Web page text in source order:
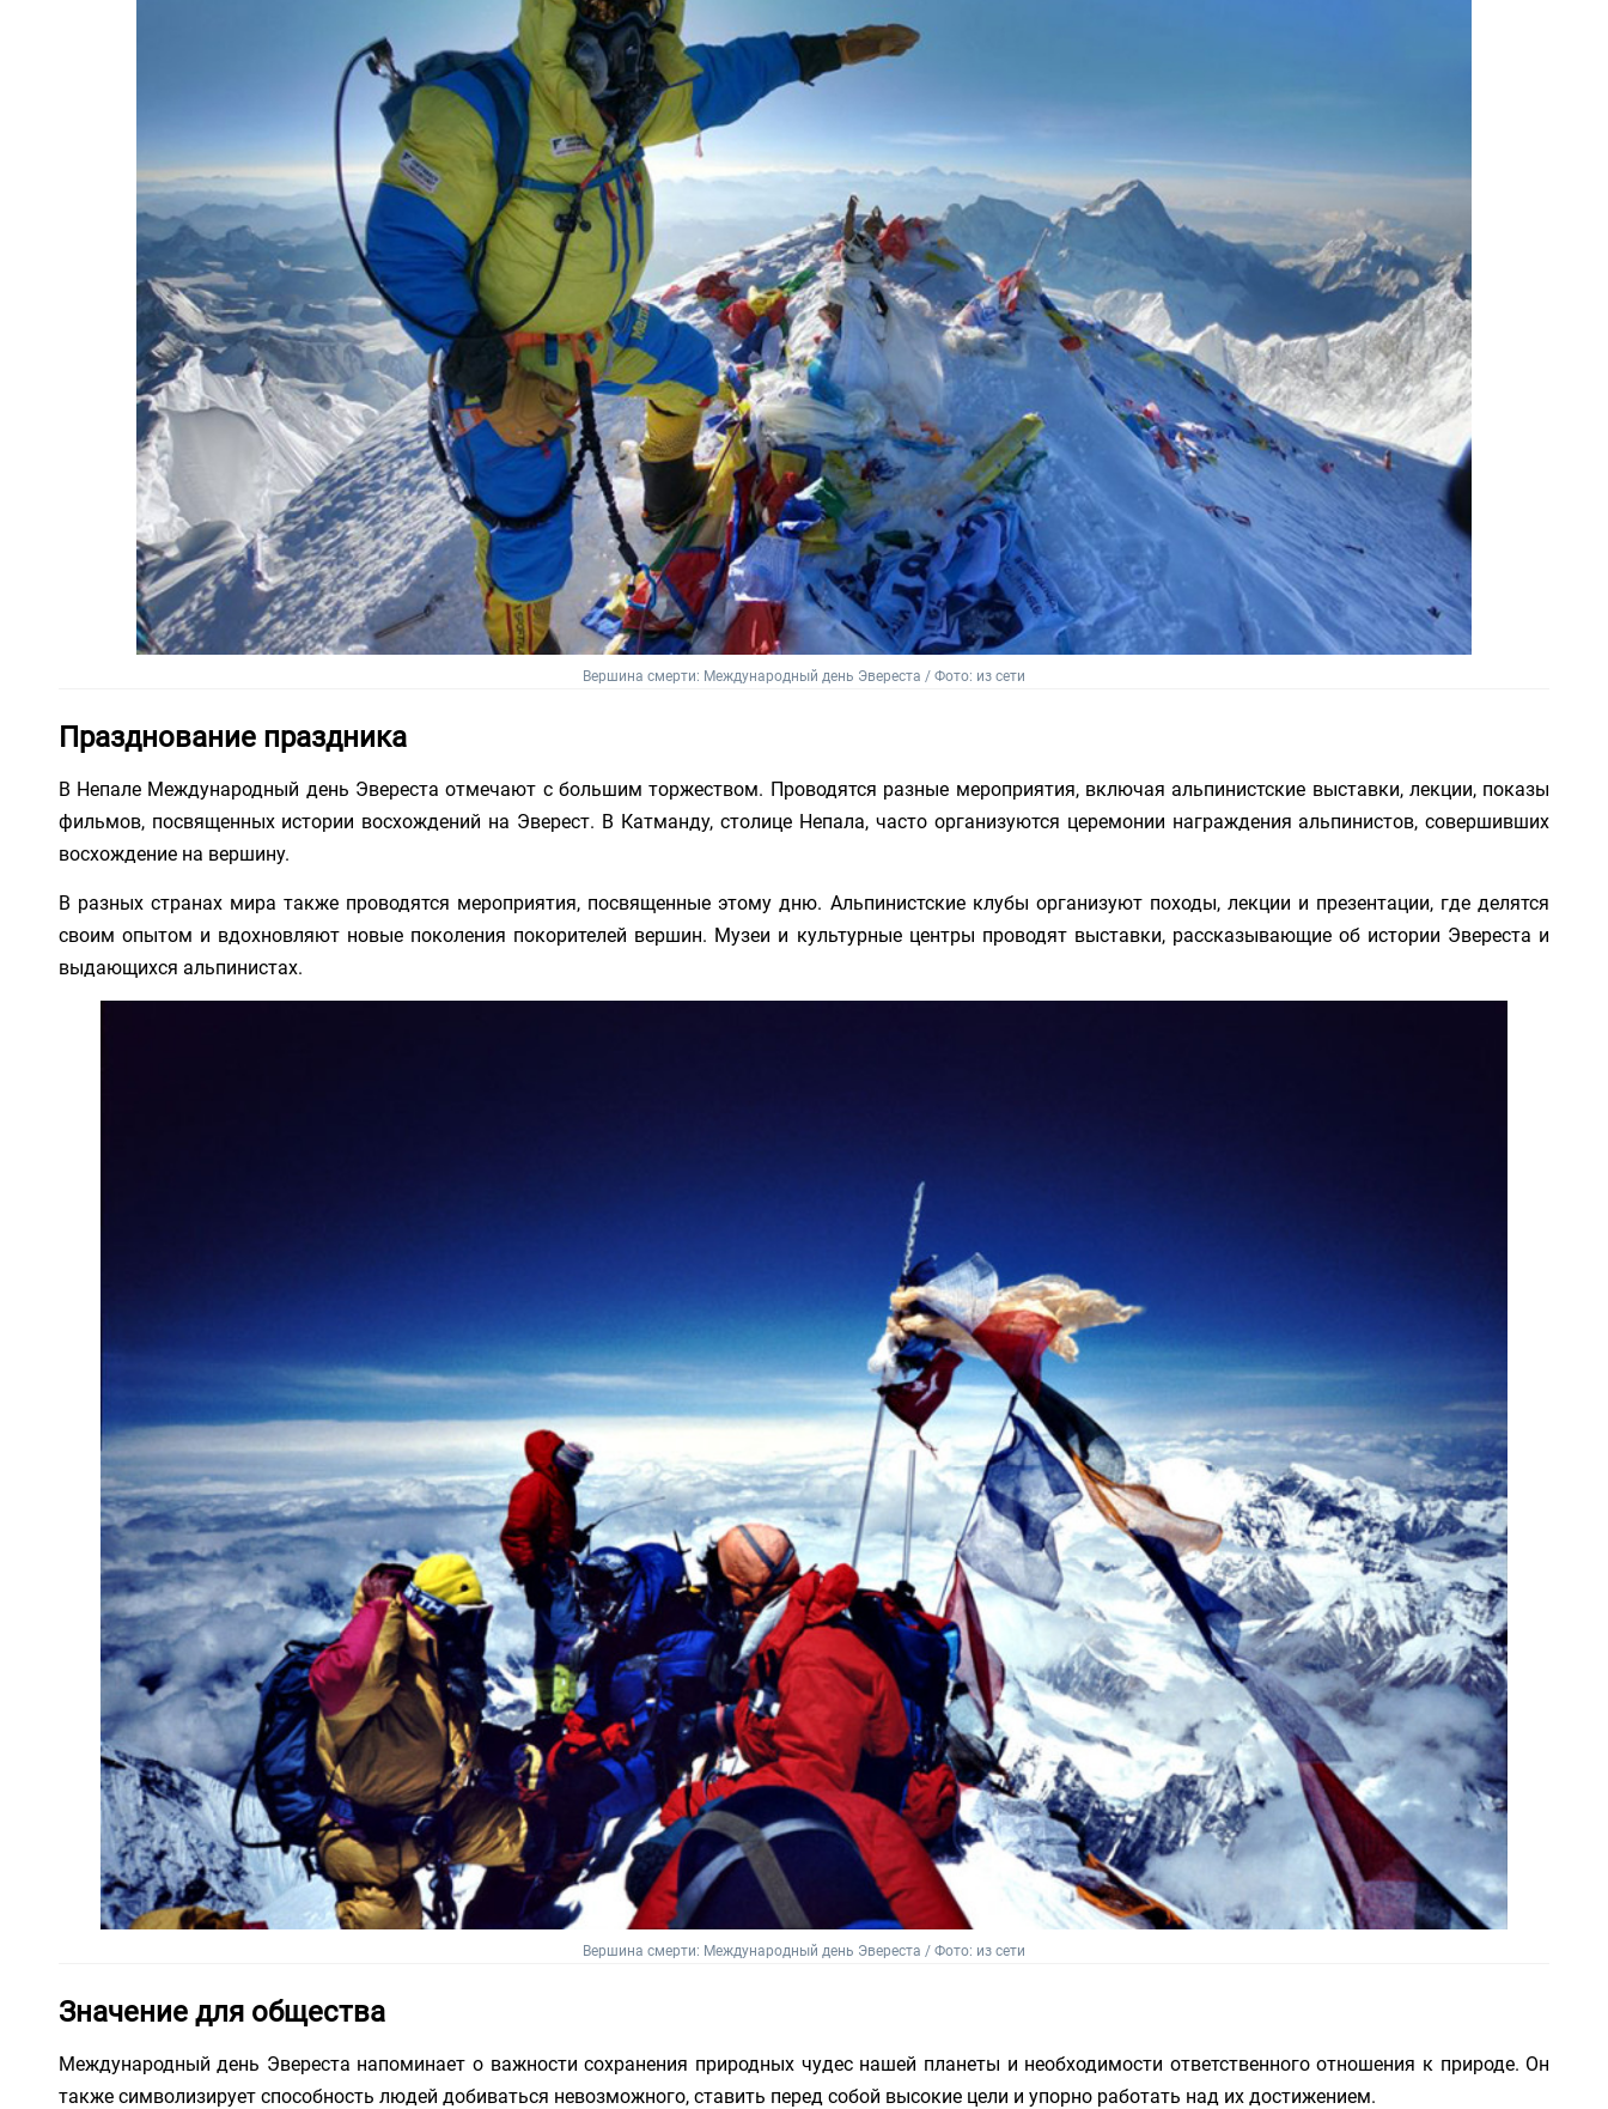
Вершина смерти: Международный день Эвереста / Фото: из сети
Празднование праздника
В Непале Международный день Эвереста отмечают с большим торжеством. Проводятся разные мероприятия, включая альпинистские выставки, лекции, показы
фильмов, посвященных истории восхождений на Эверест. В Катманду, столице Непала, часто организуются церемонии награждения альпинистов, совершивших
восхождение на вершину.
В разных странах мира также проводятся мероприятия, посвященные этому дню. Альпинистские клубы организуют походы, лекции и презентации, где делятся
своим опытом и вдохновляют новые поколения покорителей вершин. Музеи и культурные центры проводят выставки, рассказывающие об истории Эвереста и
выдающихся альпинистах.
Вершина смерти: Международный день Эвереста / Фото: из сети
Значение для общества
Международный день Эвереста напоминает о важности сохранения природных чудес нашей планеты и необходимости ответственного отношения к природе. Он
также символизирует способность людей добиваться невозможного, ставить перед собой высокие цели и упорно работать над их достижением.